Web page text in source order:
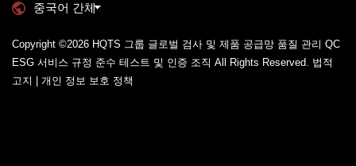
중국어 간체
Copyright ©2026 HQTS 그룹 글로벌 검사 및 제품 공급망 품질 관리 QC
ESG 서비스 규정 준수 테스트 및 인증 조직 All Rights Reserved. 법적
고지 | 개인 정보 보호 정책